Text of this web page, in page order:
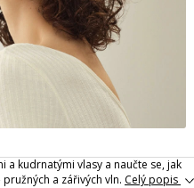
kudrnatými vlasy a naučte se, jak
a zářivých vln. Celý popis